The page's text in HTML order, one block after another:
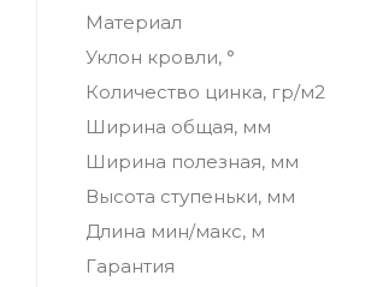
Материал
Уклон кровли, °
Количество цинка, гр/м2
Ширина общая, мм
Ширина полезная, мм
Высота ступеньки, мм
Длина мин/макс, м
Гарантия